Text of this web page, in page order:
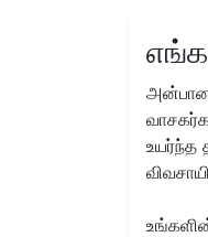
அன்பான
உயர்ந்த